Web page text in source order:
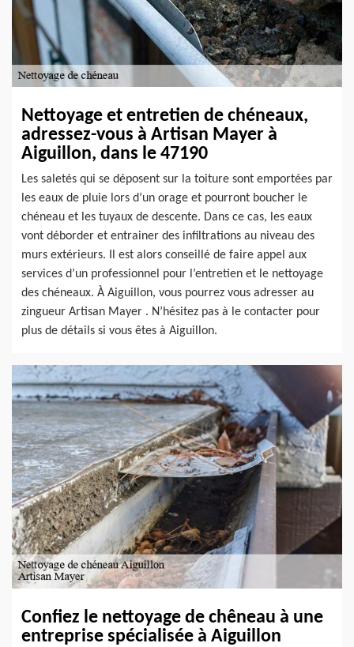
Nettoyage et entretien de chéneaux,
adressez-vous à Artisan Mayer à
Aiguillon, dans le 47190
Les saletés qui se déposent sur la toiture sont emportées par
les eaux de pluie lors d’un orage et pourront boucher le
chéneau et les tuyaux de descente. Dans ce cas, les eaux
vont déborder et entrainer des infiltrations au niveau des
murs extérieurs. Il est alors conseillé de faire appel aux
services d’un professionnel pour l’entretien et le nettoyage
des chéneaux. À Aiguillon, vous pourrez vous adresser au
zingueur Artisan Mayer . N’hésitez pas à le contacter pour
plus de détails si vous êtes à Aiguillon.
Confiez le nettoyage de chêneau à une
entreprise spécialisée à Aiguillon